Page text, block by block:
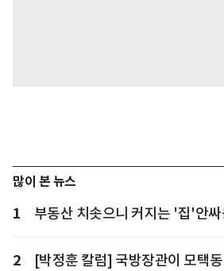
많이 본 뉴스
1 부동산 치솟으니 커지는 '집'안
2
[박정훈 칼럼] 국방장관이 모택